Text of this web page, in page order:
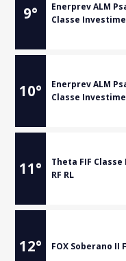
9°
Enerprev ALM
Classe
10°
Enerprev ALM
Classe
11°
Theta FIF
RF RL
12° FOX Soberano II